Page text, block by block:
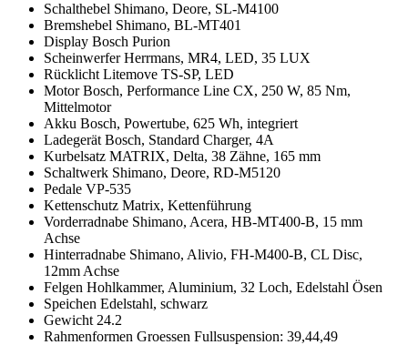
Schalthebel Shimano, Deore, SL-M4100
Bremshebel Shimano, BL-MT401
Display Bosch Purion
Scheinwerfer Herrmans, MR4, LED, 35 LUX
Rücklicht Litemove TS-SP, LED
Motor Bosch, Performance Line CX, 250 W, 85 Nm,
Mittelmotor
Akku Bosch, Powertube, 625 Wh, integriert
Ladegerät Bosch, Standard Charger, 4A
Kurbelsatz MATRIX, Delta, 38 Zähne, 165 mm
Schaltwerk Shimano, Deore, RD-M5120
Pedale VP-535
Kettenschutz Matrix, Kettenführung
Vorderradnabe Shimano, Acera, HB-MT400-B, 15 mm
Achse
Hinterradnabe Shimano, Alivio, FH-M400-B, CL Disc,
12mm Achse
Felgen Hohlkammer, Aluminium, 32 Loch, Edelstahl Ösen
Speichen Edelstahl, schwarz
Gewicht 24.2
Rahmenformen Groessen Fullsuspension: 39,44,49